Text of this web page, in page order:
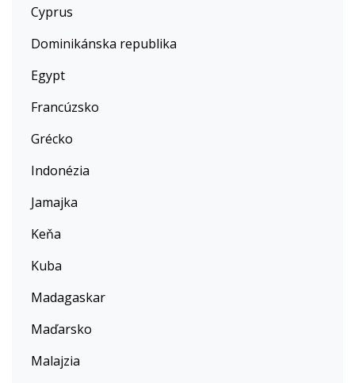
Cyprus
Dominikánska republika
Egypt
Francúzsko
Grécko
Indonézia
Jamajka
Keňa
Kuba
Madagaskar
Maďarsko
Malajzia